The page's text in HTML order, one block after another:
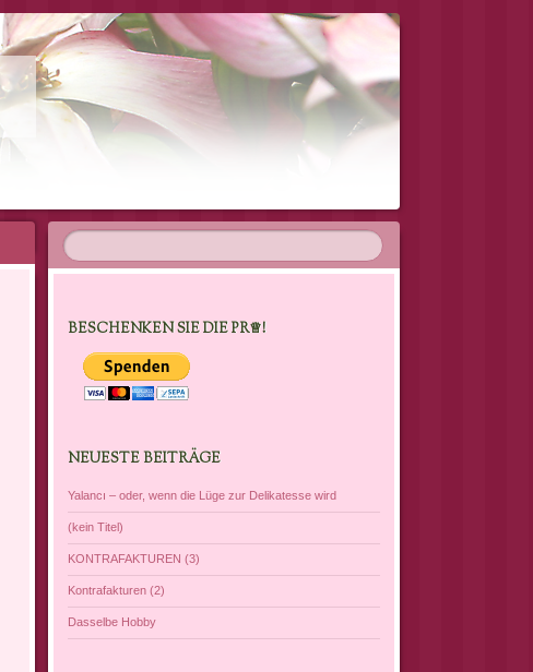
BESCHENKEN SIE DIE PR♕!
NEUESTE BEITRÄGE
Yalancı – oder, wenn die Lüge zur Delikatesse wird
(kein Titel)
KONTRAFAKTUREN (3)
Kontrafakturen (2)
Dasselbe Hobby